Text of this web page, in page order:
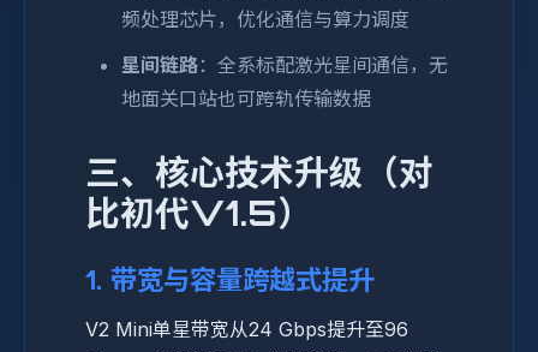
频处理芯片，优化通信与算力调度
星间链路：全系标配激光星间通信，无
地面关口站也可跨轨传输数据
三、核心技术升级（对
比初代V1.5）
1. 带宽与容量跨越式提升
V2 Mini单星带宽从24 Gbps提升至96